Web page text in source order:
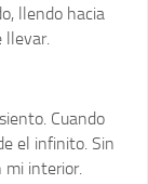
llendo hacia
llevar.
Cuando
el infinito. Sin
mi interior.